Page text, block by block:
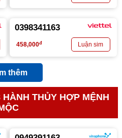
0398341163
458,000đ
thêm
THỦY HỢP MỆNH